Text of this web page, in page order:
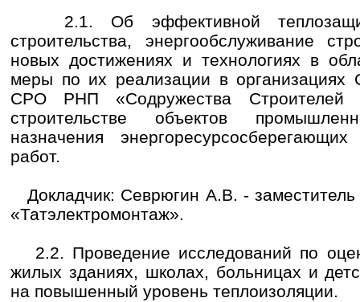
2.1. Об эффективной
строительства, энергообслуживание
новых достижениях и технологиях в
меры по их реализации в
СРО РНП «Содружества Строителей
строительстве объектов
назначения
работ.
Докладчик: Севрюгин А.В. -
«Татэлектромонтаж».
2.2. Проведение исследований по
жилых зданиях, школах, больницах и
на повышенный уровень теплоизоляции.